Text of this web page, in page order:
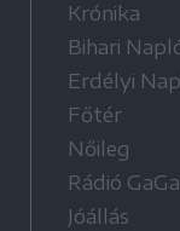
Krónika
Bihari
Erdélyi
Főtér
Nőileg
Rádió GaGa
Jóállás